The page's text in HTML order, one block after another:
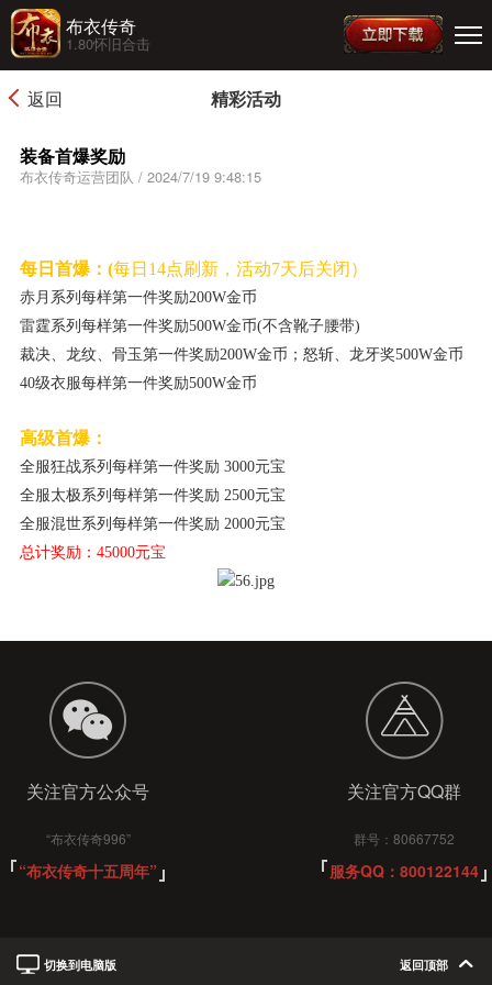
布衣传奇
1.80怀旧合击
返回 精彩活动
装备首爆奖励
布衣传奇运营团队 / 2024/7/19 9:48:15
每 日首爆： (每日14点刷新，活动7天后关闭）
赤月系列每样第一件奖励200W金币
雷霆系列每样第一件奖励500W金币(不含靴子腰带)
裁决、龙纹、骨玉第一件奖励200W金币；怒斩、龙牙奖500W金币
40级衣服每样第一件奖励500W金币
高级首爆 ：
全服狂战系列每样第一件奖励 3000元宝
全服太极系列每样第一件奖励 2500元宝
全服混世系列每样第一件奖励 2000元宝
总计奖励：45000元宝
关注官方公众号
“布衣传奇996”
“布衣传奇十五周年”
关注官方QQ群
群号：80667752
服务QQ：800122144
切换到电脑版 返回顶部